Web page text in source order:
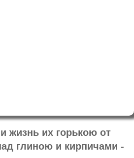
жизнь их горькою от
глиною и кирпичами -